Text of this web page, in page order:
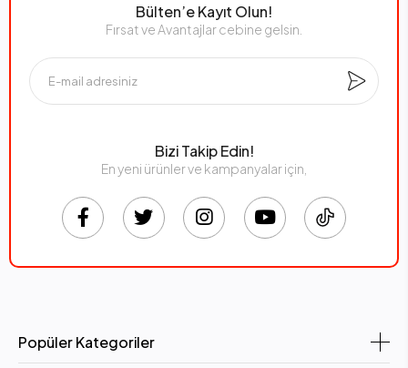
Bülten’e Kayıt Olun!
Fırsat ve Avantajlar cebine gelsin.
Bizi Takip Edin!
En yeni ürünler ve kampanyalar için,
Popüler Kategoriler